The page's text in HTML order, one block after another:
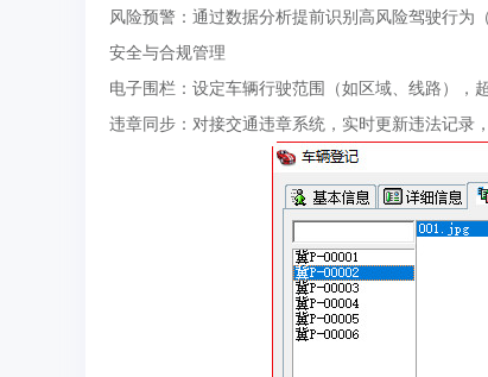
风险预警：通过数据分析提前识别高风险驾驶行为
安全与合规管理
电子围栏：设定车辆行驶范围（如区域、线路），
违章同步：对接交通违章系统，实时更新违法记录